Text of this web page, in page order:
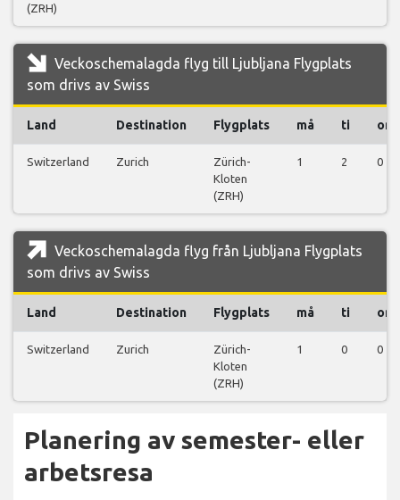
(ZRH)
Veckoschemalagda flyg till Ljubljana Flygplats
som drivs av Swiss
Land Destination Flygplats må ti on
Switzerland Zurich
Zürich-
Kloten
(ZRH)
1 2 0
Veckoschemalagda flyg från Ljubljana Flygplats
som drivs av Swiss
Land Destination Flygplats må ti on
Switzerland Zurich
Zürich-
Kloten
(ZRH)
1 0 0
Planering av semester- eller
arbetsresa